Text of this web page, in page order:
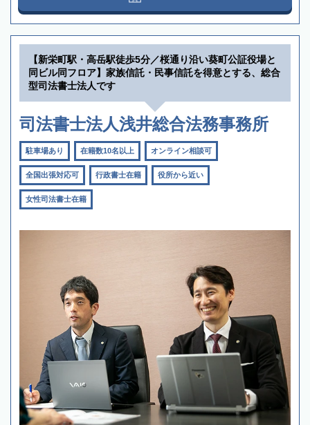
【新栄町駅・高岳駅徒歩5分／桜通り沿い葵町公証役場と
同ビル同フロア】家族信託・民事信託を得意とする、総合
型司法書士法人です
司法書士法人浅井総合法務事務所
駐車場あり 在籍数10名以上 オンライン相談可
全国出張対応可 行政書士在籍 役所から近い
女性司法書士在籍